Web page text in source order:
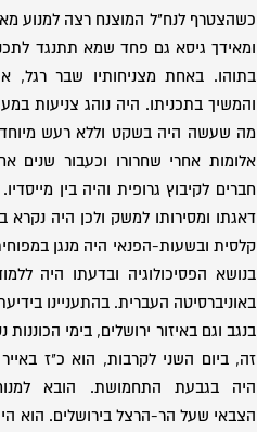
כשהצטרף לנח"ל המוצנח רצה למנוע
ומאידך גיסא גם פחד שמא תתנגד
בתוהו. באחת מצניחותיו שבר רגל,
והמשיך בתכניתו. היה נוהג צניעות
מה שעשה היה בשקט וללא רעש
אלומות אחרי שחרורו וכעבור שנים
חברים לקיבוץ גרופית והיה בין
דאגתו ומסירותו למשק ולכן היה
קלסית ובשעות-הפנאי היה מנגן
בנושא הפסיכולוגיה ובדעתו היה
באוניברסיטה העברית. בהתעניינו
בנגב וגם באיזור ירושלים, בימי
היה בגבעת התחמושת. הובא
הצבאי שעל הר-הרצל בירושלים. הוא